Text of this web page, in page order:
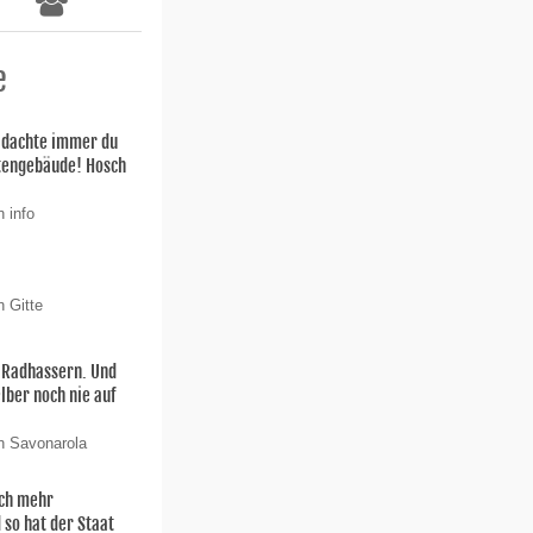
immer du
Hosch
info
Gitte
Und
noch nie auf
Savonarola
mehr
hat der Staat